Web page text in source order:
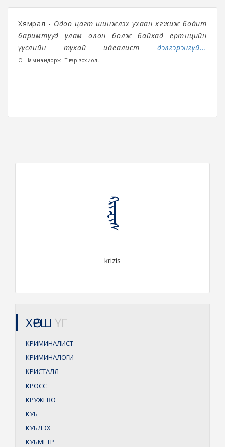
Хямрал - Одоо цагт шинжлэх ухаан хөгжиж бодит
баримтууд улам олон болж байхад ертөнцийн
үүслийн тухай идеалист дэлгэрэнгүй...
О.Намнандорж. Түүвэр зохиол.
ᠺᠷᠢᠽᠢᠰ
krizis
ХӨРШ ҮГ
КРИМИНАЛИСТ
КРИМИНАЛОГИ
КРИСТАЛЛ
КРОСС
КРУЖЕВО
КУБ
КУБЛЭХ
КУБМЕТР